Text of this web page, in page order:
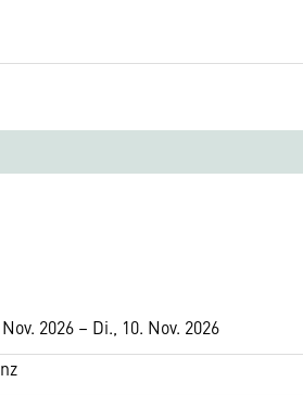
2026 – Di., 10. Nov. 2026